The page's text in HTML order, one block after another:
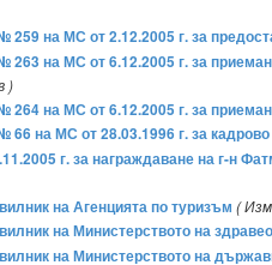
259 на МС от 2.12.2005 г. за
263 на МС от 6.12.2005 г. за
)
264 на МС от 6.12.2005 г. за
66 на МС от 28.03.1996 г. за
г. за награждаване на г-н
на Агенцията по туризъм (
на Министерството на
на Министерството на